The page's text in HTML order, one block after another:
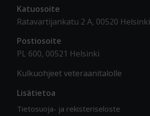
Katuosoite
Ratavartijankatu 2 A, 00520 Helsinki
Postiosoite
PL 600, 00521 Helsinki
Kulkuohjeet veteraanitalolle
Lisätietoa
Tietosuoja- ja rekisteriseloste